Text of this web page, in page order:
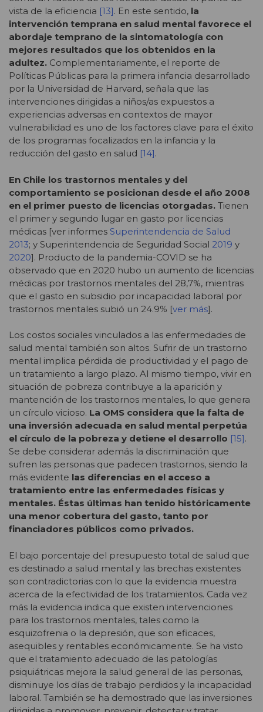
vista de la eficiencia [13]. En este sentido, la
intervención temprana en salud mental favorece el
abordaje temprano de la sintomatología con
mejores resultados que los obtenidos en la
adultez. Complementariamente, el reporte de
Políticas Públicas para la primera infancia desarrollado
por la Universidad de Harvard, señala que las
intervenciones dirigidas a niños/as expuestos a
experiencias adversas en contextos de mayor
vulnerabilidad es uno de los factores clave para el éxito
de los programas focalizados en la infancia y la
reducción del gasto en salud [14].
En Chile los trastornos mentales y del
comportamiento se posicionan desde el año 2008
en el primer puesto de licencias otorgadas. Tienen
el primer y segundo lugar en gasto por licencias
médicas [ver informes Superintendencia de Salud
2013; y Superintendencia de Seguridad Social 2019 y
2020]. Producto de la pandemia-COVID se ha
observado que en 2020 hubo un aumento de licencias
médicas por trastornos mentales del 28,7%, mientras
que el gasto en subsidio por incapacidad laboral por
trastornos mentales subió un 24.9% [ver más].
Los costos sociales vinculados a las enfermedades de
salud mental también son altos. Sufrir de un trastorno
mental implica pérdida de productividad y el pago de
un tratamiento a largo plazo. Al mismo tiempo, vivir en
situación de pobreza contribuye a la aparición y
mantención de los trastornos mentales, lo que genera
un círculo vicioso. La OMS considera que la falta de
una inversión adecuada en salud mental perpetúa
el círculo de la pobreza y detiene el desarrollo [15].
Se debe considerar además la discriminación que
sufren las personas que padecen trastornos, siendo la
más evidente las diferencias en el acceso a
tratamiento entre las enfermedades físicas y
mentales. Éstas últimas han tenido históricamente
una menor cobertura del gasto, tanto por
financiadores públicos como privados.
El bajo porcentaje del presupuesto total de salud que
es destinado a salud mental y las brechas existentes
son contradictorias con lo que la evidencia muestra
acerca de la efectividad de los tratamientos. Cada vez
más la evidencia indica que existen intervenciones
para los trastornos mentales, tales como la
esquizofrenia o la depresión, que son eficaces,
asequibles y rentables económicamente. Se ha visto
que el tratamiento adecuado de las patologías
psiquiátricas mejora la salud general de las personas,
disminuye los días de trabajo perdidos y la incapacidad
laboral. También se ha demostrado que las inversiones